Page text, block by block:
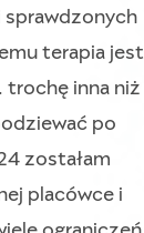
terapia jest
inna niż
po
zostałam
placówce i
ograniczeń